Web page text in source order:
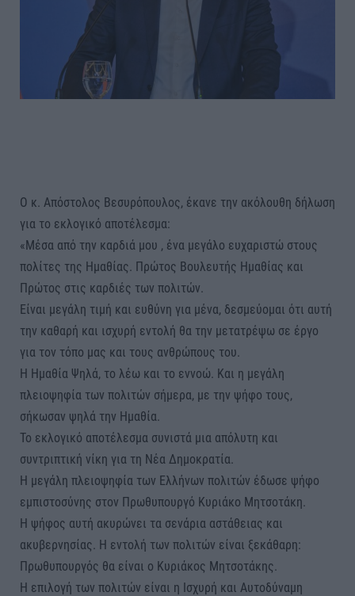
Ο κ. Απόστολος Βεσυρόπουλος, έκανε την ακόλουθη δήλωση
για το εκλογικό αποτέλεσμα:
«Μέσα από την καρδιά μου , ένα μεγάλο ευχαριστώ στους
πολίτες της Ημαθίας. Πρώτος Βουλευτής Ημαθίας και
Πρώτος στις καρδιές των πολιτών.
Είναι μεγάλη τιμή και ευθύνη για μένα, δεσμεύομαι ότι αυτή
την καθαρή και ισχυρή εντολή θα την μετατρέψω σε έργο
για τον τόπο μας και τους ανθρώπους του.
Η Ημαθία Ψηλά, το λέω και το εννοώ. Και η μεγάλη
πλειοψηφία των πολιτών σήμερα, με την ψήφο τους,
σήκωσαν ψηλά την Ημαθία.
Το εκλογικό αποτέλεσμα συνιστά μια απόλυτη και
συντριπτική νίκη για τη Νέα Δημοκρατία.
Η μεγάλη πλειοψηφία των Ελλήνων πολιτών έδωσε ψήφο
εμπιστοσύνης στον Πρωθυπουργό Κυριάκο Μητσοτάκη.
Η ψήφος αυτή ακυρώνει τα σενάρια αστάθειας και
ακυβερνησίας. Η εντολή των πολιτών είναι ξεκάθαρη:
Πρωθυπουργός θα είναι ο Κυριάκος Μητσοτάκης.
Η επιλογή των πολιτών είναι η Ισχυρή και Αυτοδύναμη